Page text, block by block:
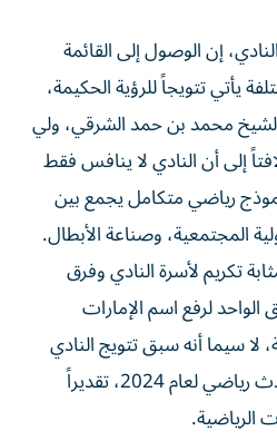
إن الوصول إلى القائمة
يأتي تتويجاً للرؤية الحكيمة،
محمد بن حمد الشرقي، ولي
إلى أن النادي لا ينافس فقط
رياضي متكامل يجمع بين
المجتمعية، وصناعة الأبطال.
تكريم لأسرة النادي وفرق
لرفع اسم الإمارات
لا سيما أنه سبق تتويج النادي
بالجائزة ضمن فئة أفضل حدث رياضي لعام 2024، تقديراً
الرياضية.